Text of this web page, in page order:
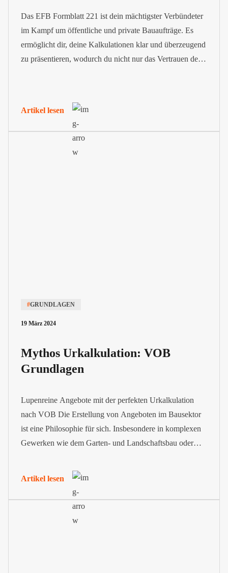
Das EFB Formblatt 221 ist dein mächtigster Verbündeter
im Kampf um öffentliche und private Bauaufträge. Es
ermöglicht dir, deine Kalkulationen klar und überzeugend
zu präsentieren, wodurch du nicht nur das Vertrauen der
gerechtfertigte Nachträge legst.
Artikel lesen
#GRUNDLAGEN
19 März 2024
Mythos Urkalkulation: VOB
Grundlagen
Lupenreine Angebote mit der perfekten Urkalkulation
nach VOB Die Erstellung von Angeboten im Bausektor
ist eine Philosophie für sich. Insbesondere in komplexen
Gewerken wie dem Garten- und Landschaftsbau oder
Urkalkulation, um Einheitspreise zu ermitteln und
Auftraggeber in seiner Ausschreibung gefordert. Wir...
Artikel lesen